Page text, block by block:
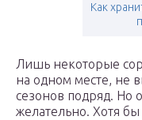
Как
Лишь некоторые
на одном месте, не
сезонов подряд. Но
желательно. Хотя бы